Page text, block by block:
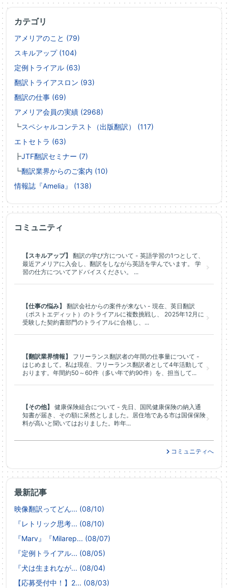
カテゴリ
アメリアのこと (79)
スキルアップ (104)
定例トライアル (63)
翻訳トライアスロン (93)
翻訳の仕事 (69)
アメリア会員の実績 (2968)
┗スペシャルコンテスト（出版翻訳） (117)
エトセトラ (63)
┣JTF翻訳セミナー (7)
┗翻訳業界からのご案内 (10)
情報誌『Amelia』 (138)
最新記事
映像翻訳ってどん... (08/10)
『レトリック思考... (08/10)
『Marv』『Milarep... (08/07)
『定例トライアル... (08/05)
『犬は生まれなが... (08/04)
【応募受付中！】2... (08/03)
コミュニティ
【スキルアップ】
翻訳の学び方について - 英語学習の1つとして、
最近アメリアに入会し、翻訳をしながら英語を学んでいます。 学
習の仕方についてアドバイスください。 ...
【仕事の悩み】
翻訳会社からの案件が来ない - 現在、英日翻訳
（ポストエディット）のトライアルに複数挑戦し、 2025年12月に
受験した契約書部門のトライアルに合格し、...
【翻訳業界情報】
フリーランス翻訳者の年間の仕事量について -
はじめまして。私は現在、フリーランス翻訳者として4年活動して
おります。年間約50～60件（多い年で約90件）を、担当して...
【その他】
健康保険組合について - 先日、国民健康保険の納入通
知書が届き、その額に呆然としました。居住地である市は国保保険
料が高いと聞いてはおりました。昨年...
コミュニティへ